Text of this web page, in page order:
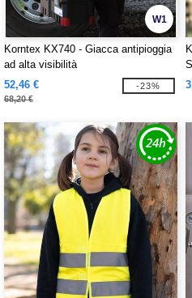
W1
Korntex KX740 - Giacca antipioggia
ad alta visibilità
52,46 €
68,20 €
-23%